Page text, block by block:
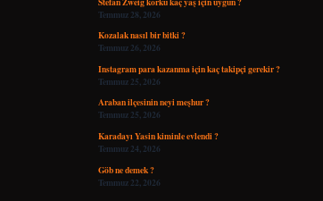
Temmuz 28, 2026
Kozalak nasıl bir bitki ?
Temmuz 26, 2026
Instagram para kazanma için kaç takipçi gerekir ?
Temmuz 25, 2026
Araban ilçesinin neyi meşhur ?
Temmuz 25, 2026
Karadayı Yasin kiminle evlendi ?
Temmuz 24, 2026
Göb ne demek ?
Temmuz 22, 2026